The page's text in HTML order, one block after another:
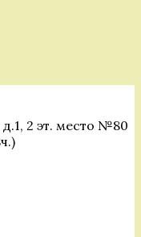
2 эт. место №80